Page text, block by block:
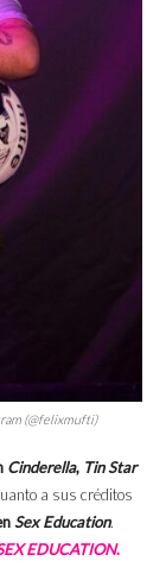
(@felixmufti)
Cinderella, Tin Star
a sus créditos
Sex Education.
EDUCATION.